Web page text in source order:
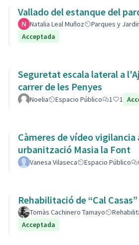
Vallado del estanque del
Natalia Leal Muñoz Parques y
Acceptada
Seguretat escala lateral a
carrer de les Penyes
Noelia Espacio Público 1 1
Càmeres de vídeo vigilancia
urbanització Masia la Font
Vanesa Vilaseca Espacio Público
Rehabilitació de “Cal Casas”
Tomàs Cachinero Tamayo
Acceptada